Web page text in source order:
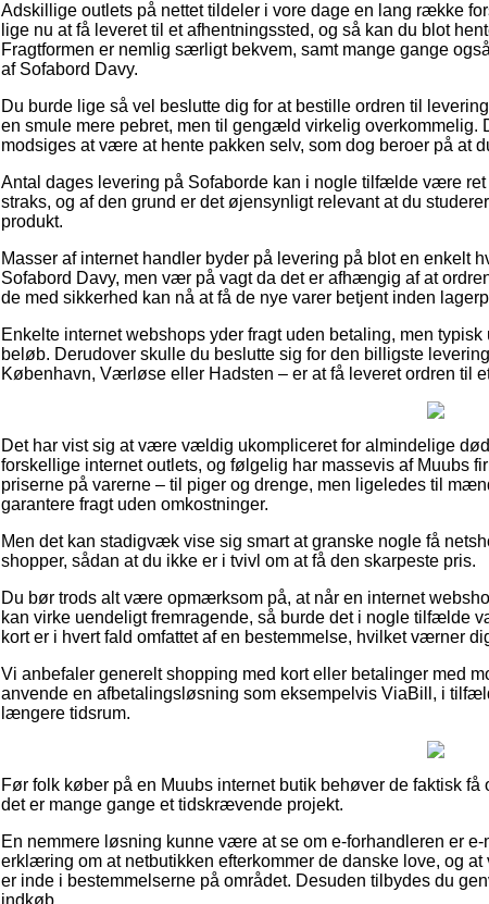
Adskillige outlets på nettet tildeler i vore dage en lang række
lige nu at få leveret til et afhentningssted, og så kan du blot
Fragtformen er nemlig særligt bekvem, samt mange gange
af Sofabord Davy.
Du burde lige så vel beslutte dig for at bestille ordren til
en smule mere pebret, men til gengæld virkelig overkommelig.
modsiges at være at hente pakken selv, som dog beroer på at
Antal dages levering på Sofaborde kan i nogle tilfælde være
straks, og af den grund er det øjensynligt relevant at du
produkt.
Masser af internet handler byder på levering på blot en enkelt
Sofabord Davy, men vær på vagt da det er afhængig af at
de med sikkerhed kan nå at få de nye varer betjent inden
Enkelte internet webshops yder fragt uden betaling, men
beløb. Derudover skulle du beslutte sig for den billigste
København, Værløse eller Hadsten – er at få leveret ordren til
Det har vist sig at være vældig ukompliceret for almindelige
forskellige internet outlets, og følgelig har massevis af Muubs
priserne på varerne – til piger og drenge, men ligeledes til
garantere fragt uden omkostninger.
Men det kan stadigvæk vise sig smart at granske nogle få
shopper, sådan at du ikke er i tvivl om at få den skarpeste pris.
Du bør trods alt være opmærksom på, at når en internet
kan virke uendeligt fremragende, så burde det i nogle tilfælde
kort er i hvert fald omfattet af en bestemmelse, hvilket værner
Vi anbefaler generelt shopping med kort eller betalinger med
anvende en afbetalingsløsning som eksempelvis ViaBill, i
længere tidsrum.
Før folk køber på en Muubs internet butik behøver de faktisk
det er mange gange et tidskrævende projekt.
En nemmere løsning kunne være at se om e-forhandleren er
erklæring om at netbutikken efterkommer de danske love, og
er inde i bestemmelserne på området. Desuden tilbydes du